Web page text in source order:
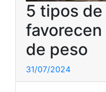
5 tipos
de peso
31/07/2024